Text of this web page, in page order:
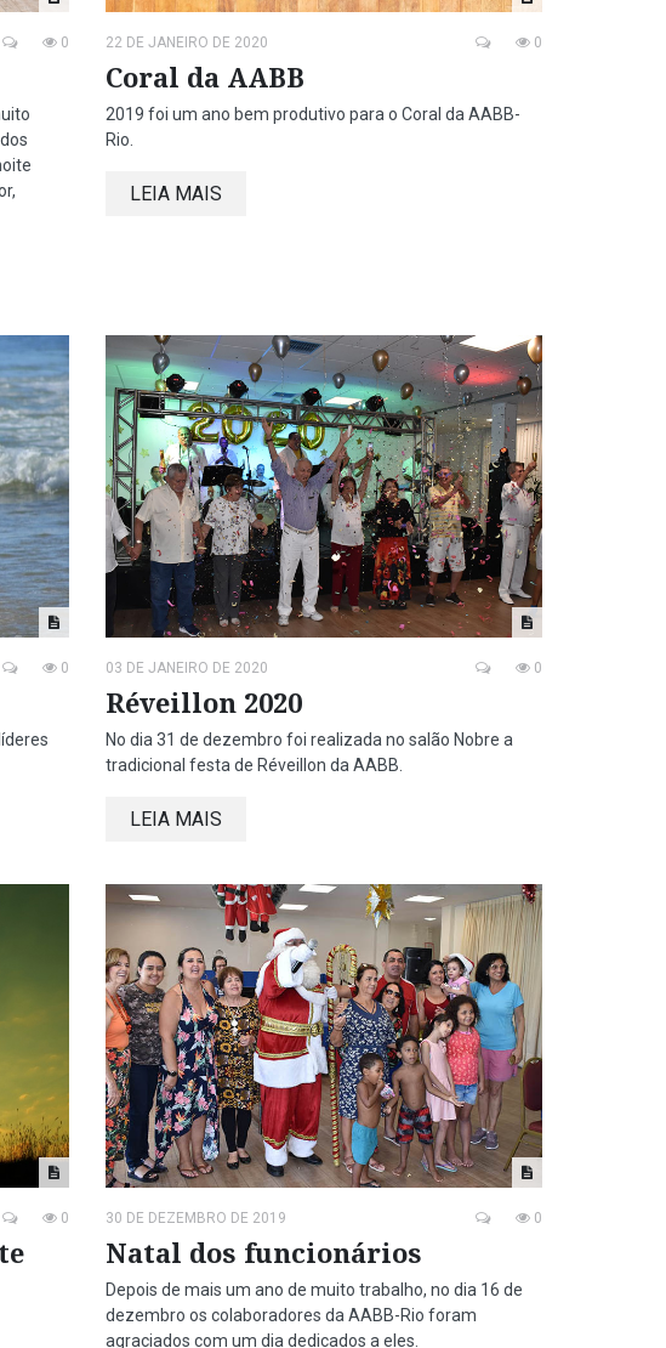
0 22 DE JANEIRO DE 2020 0
Coral da AABB
2019 foi um ano bem produtivo para o Coral da AABB-
Rio.
LEIA MAIS
0 03 DE JANEIRO DE 2020 0
Réveillon 2020
No dia 31 de dezembro foi realizada no salão Nobre a
tradicional festa de Réveillon da AABB.
LEIA MAIS
0 30 DE DEZEMBRO DE 2019 0
Natal dos funcionários
Depois de mais um ano de muito trabalho, no dia 16 de
dezembro os colaboradores da AABB-Rio foram
agraciados com um dia dedicados a eles.